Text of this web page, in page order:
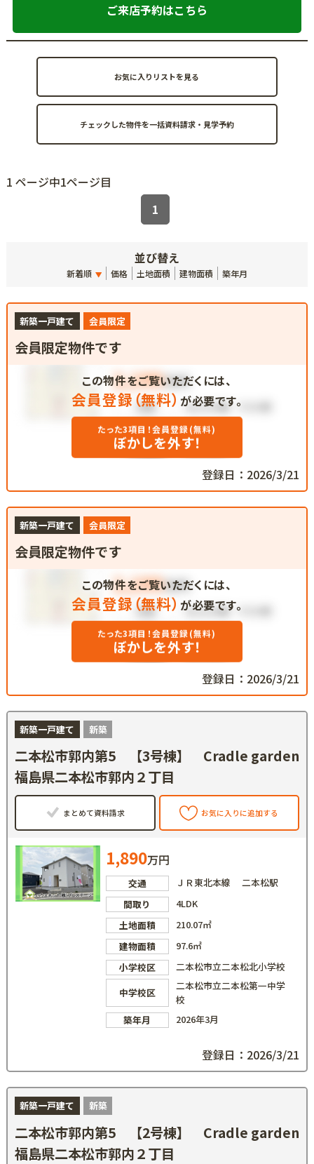
ご来店予約はこちら
お気に入りリストを見る
1 ページ中1ページ目
1
並び替え
新着順 価格 土地面積 建物面積 築年月
新築一戸建て 会員限定
会員限定物件です
この物件をご覧いただくには、
会員登録（無料） が必要です。
たった3項目！会員登録(無料)
ぼかしを外す！
登録日：2026/3/21
新築一戸建て 会員限定
会員限定物件です
この物件をご覧いただくには、
会員登録（無料） が必要です。
たった3項目！会員登録(無料)
ぼかしを外す！
登録日：2026/3/21
新築一戸建て 新築
二本松市郭内第5 【3号棟】 Cradle garden
福島県二本松市郭内２丁目
まとめて資料請求 お気に入りに追加する
1,890万円
交通
ＪＲ東北本線 二本松駅
間取り
4LDK
土地面積
210.07㎡
建物面積
97.6㎡
小学校区
二本松市立二本松北小学校
中学校区
二本松市立二本松第一中学
校
築年月
2026年3月
登録日：2026/3/21
新築一戸建て 新築
二本松市郭内第5 【2号棟】 Cradle garden
福島県二本松市郭内２丁目